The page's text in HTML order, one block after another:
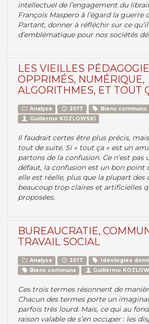
intellectuel de l’engagement du
François Maspero à l’égard la guerre
Partant, donner à réfléchir sur ce
d’emblématique pour nos sociétés
LES VIEILLES
OPPRIMÉS, NUMÉRIQUE,
ALGORITHMES, ET TOUT
Analyse 2017 Biens communs
Guillermo KOZLOWSKI
Il faudrait certes être plus précis,
tout de suite. Si « tout ça » est un
partons de la confusion. Ce n’est pas
défaut, la confusion est un bon point
elle est réelle, plus que la plupart des
beaucoup trop claires et artificielles
proposées.
BUREAUCRATIE,
TRAVAIL SOCIAL
Analyse 2017
Idéologies
Biens communs
Guillermo
Ces trois termes résonnent de
Chacun des termes porte un
parfois très lourd. Mais, ce qui au
raison valable de s’en occuper : les